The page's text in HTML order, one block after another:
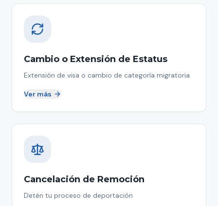
Cambio o Extensión de Estatus
Extensión de visa o cambio de categoría migratoria
Ver más
Cancelación de Remoción
Detén tu proceso de deportación